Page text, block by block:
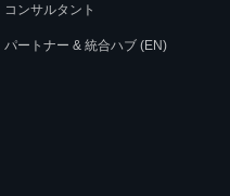
コンサルタント
パートナー & 統合ハブ (EN)